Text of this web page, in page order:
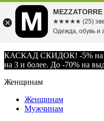
КАСКАД СКИДОК! -5% на 1
на 3 и более. До -70% на
Женщинам
Женщинам
Мужчинам
☆☆☆☆☆
★★★★★ (25)
Одежда, обувь и